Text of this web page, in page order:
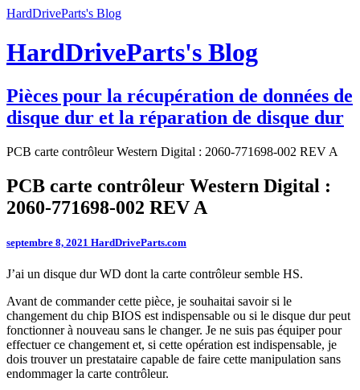
HardDriveParts's Blog
HardDriveParts's Blog
Pièces pour la récupération de données de
disque dur et la réparation de disque dur
PCB carte contrôleur Western Digital : 2060-771698-002 REV A
PCB carte contrôleur Western Digital :
2060-771698-002 REV A
septembre 8, 2021 HardDriveParts.com
J’ai un disque dur WD dont la carte contrôleur semble HS.
Avant de commander cette pièce, je souhaitai savoir si le
changement du chip BIOS est indispensable ou si le disque dur peut
fonctionner à nouveau sans le changer. Je ne suis pas équiper pour
effectuer ce changement et, si cette opération est indispensable, je
dois trouver un prestataire capable de faire cette manipulation sans
endommager la carte contrôleur.